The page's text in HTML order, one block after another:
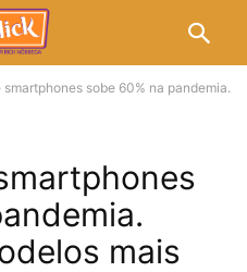
smartphones sobe 60% na pandemia.
mais